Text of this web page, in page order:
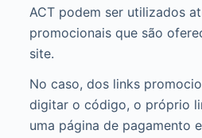
ACT podem ser utilizados
promocionais que são
site.
No caso, dos links
digitar o código, o próprio
uma página de pagamento